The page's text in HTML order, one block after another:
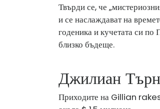
Твърди се, че
и се наслаждават на
годеника и кучетата си по
близко бъдеще.
Джилиан
Приходите на Gillian